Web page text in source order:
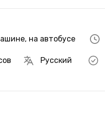
, на автобусе
Русский